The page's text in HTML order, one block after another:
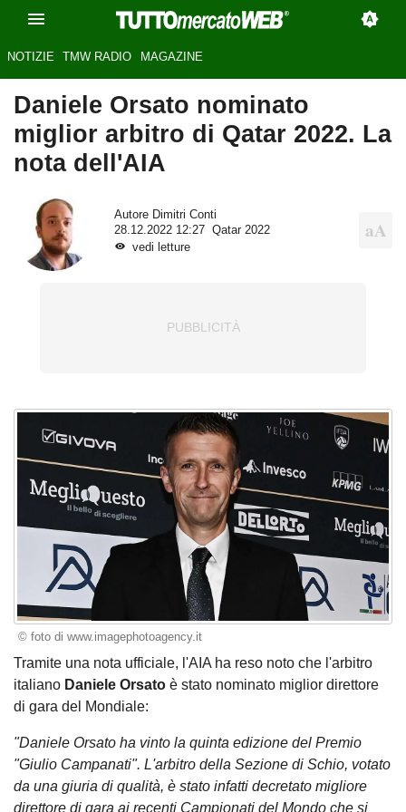
NOTIZIE TMW RADIO MAGAZINE
Daniele Orsato nominato
miglior arbitro di Qatar 2022. La
nota dell'AIA
Autore Dimitri Conti
28.12.2022 12:27
Qatar 2022
vedi letture
© foto di www.imagephotoagency.it
Tramite una nota ufficiale, l'AIA ha reso noto che l'arbitro
italiano Daniele Orsato è stato nominato miglior direttore
di gara del Mondiale:
"Daniele Orsato ha vinto la quinta edizione del Premio
"Giulio Campanati". L'arbitro della Sezione di Schio, votato
da una giuria di qualità, è stato infatti decretato migliore
direttore di gara ai recenti Campionati del Mondo che si